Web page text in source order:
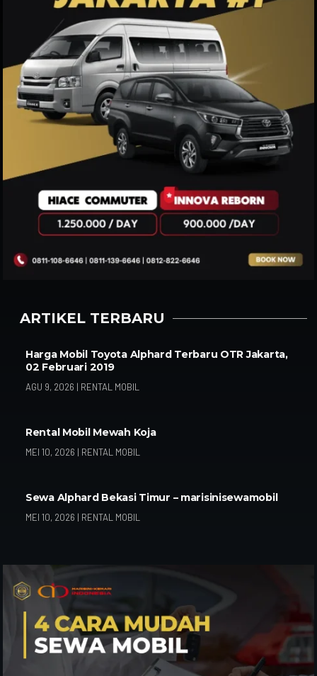
ARTIKEL TERBARU
Harga Mobil Toyota Alphard Terbaru OTR Jakarta,
02 Februari 2019
AGU 9, 2026 | RENTAL MOBIL
Rental Mobil Mewah Koja
MEI 10, 2026 | RENTAL MOBIL
Sewa Alphard Bekasi Timur – marisinisewamobil
MEI 10, 2026 | RENTAL MOBIL